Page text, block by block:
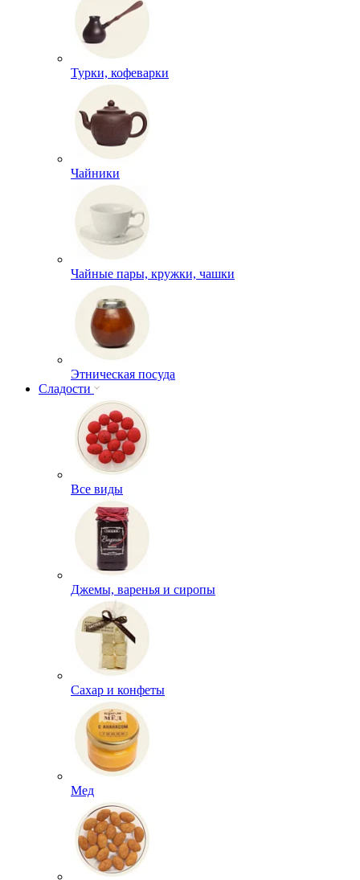
Турки, кофеварки
Чайники
Чайные пары, кружки, чашки
Этническая посуда
Сладости
Все виды
Джемы, варенья и сиропы
Сахар и конфеты
Мед